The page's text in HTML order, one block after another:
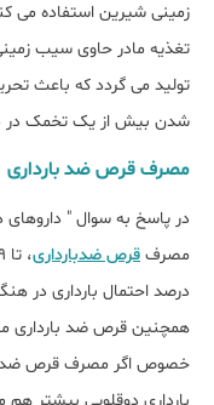
زمینی شیرین استفاده می
تغذیه مادر حاوی سیب
تولید می گردد که باعث
شدن بیش از یک تخمک در
مصرف قرص ضد بارداری
در پاسخ به سوال "
مصرف قرص ضدبارداری
درصد احتمال بارداری در
همچنین قرص ضد بارداری
خصوص اگر مصرف قرص ضد